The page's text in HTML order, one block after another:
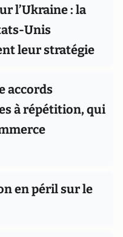
l’Ukraine : la
Unis
leur stratégie
accords
à répétition, qui
en péril sur le